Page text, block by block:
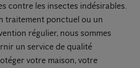
contre les insectes indésirables.
traitement ponctuel ou un
régulier, nous sommes
un service de qualité
votre maison, votre